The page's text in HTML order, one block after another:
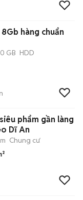
hàng chuẩn
GB HDD
phẩm gần làng
Dĩ An
Chung cư